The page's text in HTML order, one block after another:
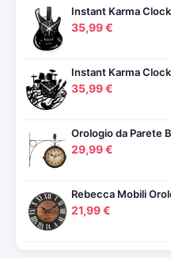
Instant Karma
35,99 €
Instant Karma
35,99 €
Orologio da Parete
29,99 €
Rebecca Mobili
21,99 €